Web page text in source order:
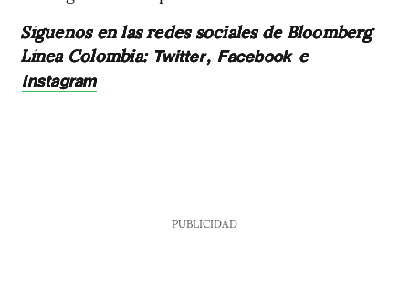
Síguenos en las redes sociales de Bloomberg
Línea Colombia: Twitter, Facebook e
Instagram
PUBLICIDAD